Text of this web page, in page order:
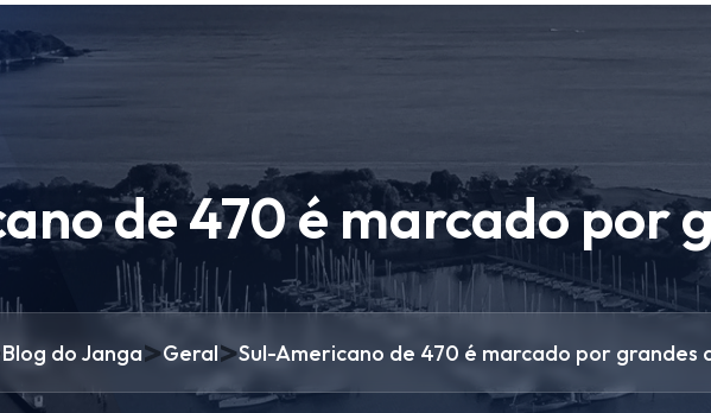
de 470 é marcado por
Blog do Janga>Geral>Sul-Americano de 470 é marcado por grandes